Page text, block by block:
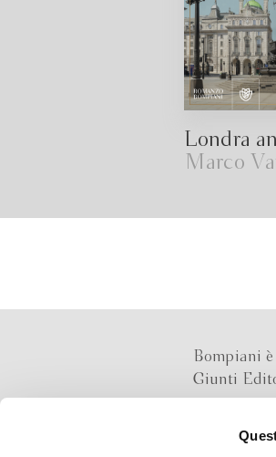
Londra
Marco
Bompiani
Giunti